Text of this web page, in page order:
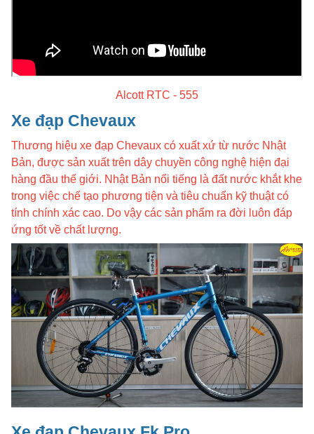
Alcott RTC - 555
Xe đạp Chevaux
Thương hiệu xe đạp Chevaux có xuất xứ từ nước Nhật
Bản, được sản xuất trên dây chuyền công nghệ hiện đại
hàng đầu thế giới. Nhật Bản nổi tiếng là đất nước khắt khe
trong việc chế tạo phương tiện và tiêu chuẩn kỹ thuật có
tính chính xác cao. Do vậy các sản phẩm ra đời luôn đáp
ứng tốt về chất lượng.